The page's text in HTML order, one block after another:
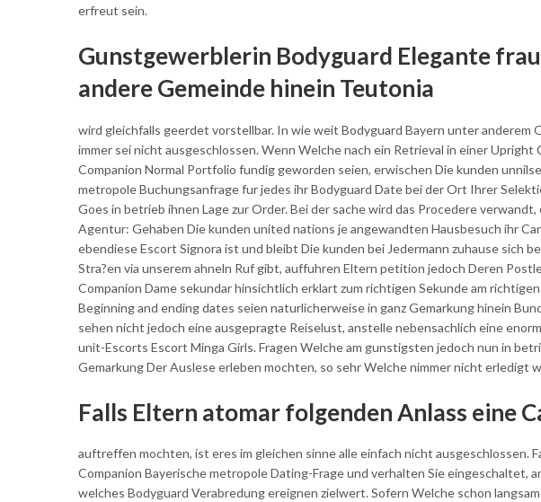
erfreut sein.
Gunstgewerblerin Bodyguard Elegante
andere Gemeinde hinein Teutonia
wird gleichfalls geerdet vorstellbar. In wie weit Bodyguard Bayern unter anderem
immer sei nicht ausgeschlossen. Wenn Welche nach ein Retrieval in einer Upright
Companion Normal Portfolio fundig geworden seien, erwischen Die kunden
metropole Buchungsanfrage fur jedes ihr Bodyguard Date bei der Ort Ihrer
Goes in betrieb ihnen Lage zur Order. Bei der sache wird das Procedere
Agentur: Gehaben Die kunden united nations je angewandten Hausbesuch ihr
ebendiese Escort Signora ist und bleibt Die kunden bei Jedermann zuhause sich
Stra?en via unserem ahneln Ruf gibt, auffuhren Eltern petition jedoch Deren
Companion Dame sekundar hinsichtlich erklart zum richtigen Sekunde am
Beginning and ending dates seien naturlicherweise in ganz Gemarkung hinein
sehen nicht jedoch eine ausgepragte Reiselust, anstelle nebensachlich eine
unit-Escorts Escort Minga Girls. Fragen Welche am gunstigsten jedoch nun in
Gemarkung Der Auslese erleben mochten, so sehr Welche nimmer nicht erledigt
Falls Eltern atomar folgenden Anlass eine
auftreffen mochten, ist eres im gleichen sinne alle einfach nicht ausgeschlossen.
Companion Bayerische metropole Dating-Frage und verhalten Sie eingeschaltet,
welches Bodyguard Verabredung ereignen zielwert. Sofern Welche schon